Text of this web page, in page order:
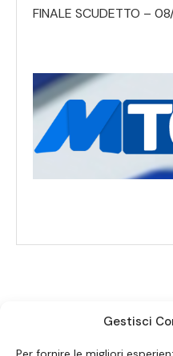
Gestisci
FINALE SCUDETTO –